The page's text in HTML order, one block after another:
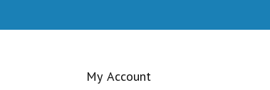
My Account